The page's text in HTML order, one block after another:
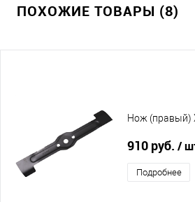
ПОХОЖИЕ ТОВАРЫ (8)
Нож (правый)
910 руб. /
Подробнее